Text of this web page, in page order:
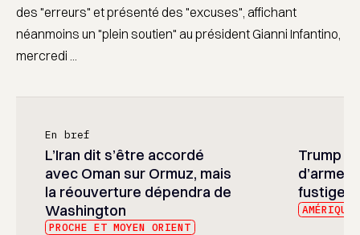
des "erreurs" et présenté des "excuses", affichant
néanmoins un "plein soutien" au président Gianni Infantino,
mercredi ...
En bref
L’Iran dit s’être accordé
avec Oman sur Ormuz, mais
la réouverture dépendra de
Washington
PROCHE ET MOYEN ORIENT
Trump
fustige
AMÉRIQUES